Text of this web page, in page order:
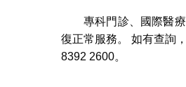
專科門診、國際醫
復正常服務。 如有查詢
8392 2600。